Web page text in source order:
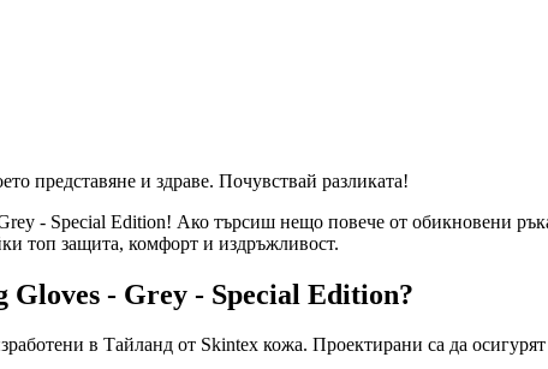
представяне и здраве. Почувствай разликата!
- Special Edition! Ако търсиш нещо повече от обикновени
топ защита, комфорт и издръжливост.
Gloves - Grey - Special Edition?
в Тайланд от Skintex кожа. Проектирани са да